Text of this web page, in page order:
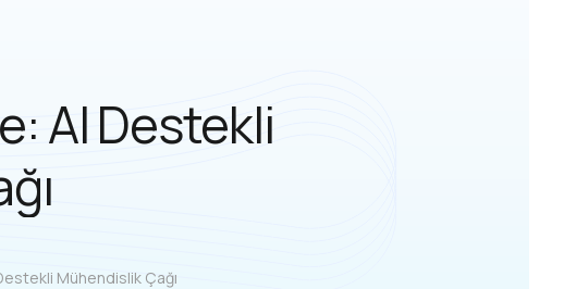
AI Destekli
Mühendislik Çağı